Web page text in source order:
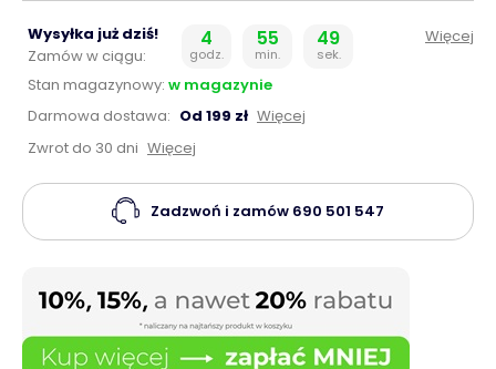
Wysyłka już dziś!
Zamów w ciągu:
4
godz.
55
min.
48
sek.
Więcej
Stan magazynowy: w magazynie
Darmowa dostawa: Od 199 zł Więcej
Zwrot do 30 dni Więcej
Zadzwoń i zamów 690 501 547